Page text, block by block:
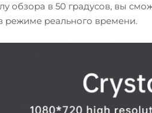
обзора в 50 градусов, вы
режиме реального времени.